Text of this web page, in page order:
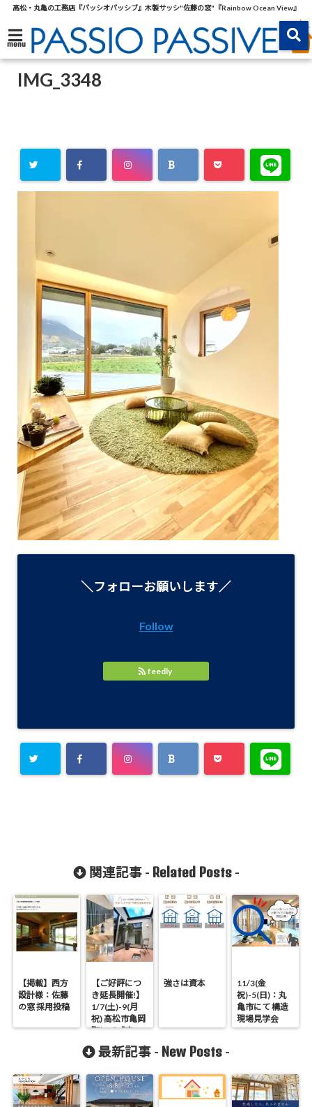
高松・丸亀の工務店『パッシオパッシブ』木製サッシ"佐藤の窓"『Rainbow Ocean View』
menu
IMG_3348
＼フォローお願いします／
Follow
feedly
関連記事 - Related Posts-
【掲載】西方
設計様：佐藤
の窓 採用投稿
【ご好評につ
き延長開催!】
1/7(土)-9(月
祝) 高松市亀岡
町にて「完
全”ロの字型”平
屋」完成邸見
強さは資本
11/3(金
祝)-5(日)：丸
亀市にて 構造
現場見学会
最新記事 - New Posts -